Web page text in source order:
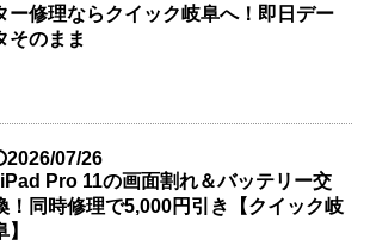
ー修理ならクイック岐阜へ！即日デー
そのまま
2026/07/26
iPad Pro 11の画面割れ＆バッテリー交
！同時修理で5,000円引き【クイック岐
】